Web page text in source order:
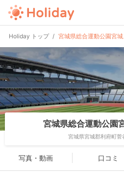
Holiday トップ 宮城県総合運動公園宮
宮城県総合運動公園
宮城県宮城郡利府町菅
写真・動画 口コミ